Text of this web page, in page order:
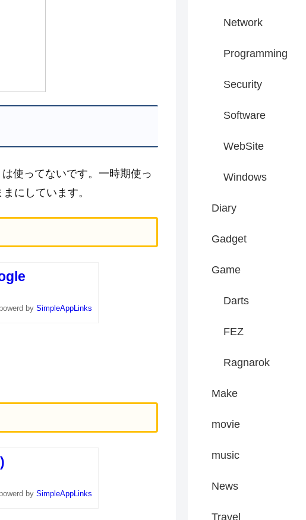
使ってないです。一時期使っ
にしています。
powerd by SimpleAppLinks
powerd by SimpleAppLinks
Network
Programming
Security
Software
WebSite
Windows
Diary
Gadget
Game
Darts
FEZ
Ragnarok
Make
movie
music
News
Travel